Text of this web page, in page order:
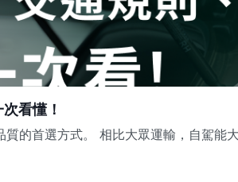
看懂！
的首選方式。 相比大眾運輸，自駕能